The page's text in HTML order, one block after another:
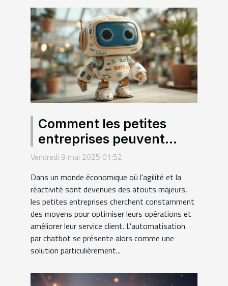
Comment les petites
entreprises peuvent
bénéficier de
chatbot
Vendredi 9 mai 2025 01:52
Dans un monde économique où l'agilité et la
réactivité sont devenues des atouts majeurs,
les petites entreprises cherchent constamment
des moyens pour optimiser leurs opérations et
améliorer leur service client. L'automatisation
par chatbot se présente alors comme une
solution particulièrement...